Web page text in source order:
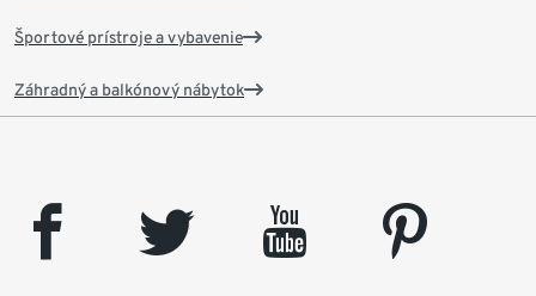
Športové prístroje a vybavenie
Záhradný a balkónový nábytok
facebook twitter youtube
pinterest